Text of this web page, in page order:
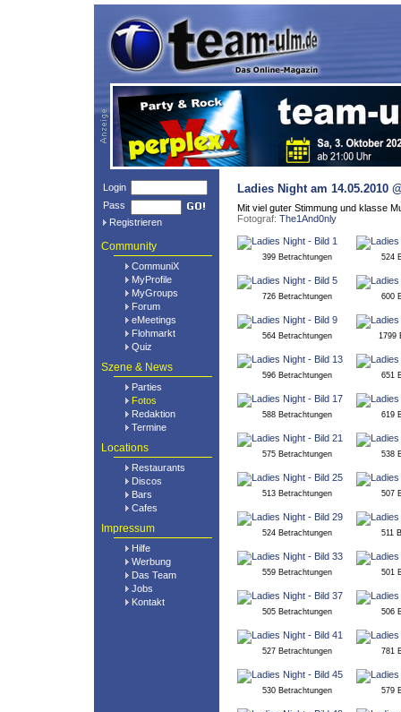
Login
Pass
Registrieren
Community
CommuniX
MyProfile
MyGroups
Forum
eMeetings
Flohmarkt
Quiz
Szene & News
Parties
Fotos
Redaktion
Termine
Locations
Restaurants
Discos
Bars
Cafes
Impressum
Hilfe
Werbung
Das Team
Jobs
Kontakt
Ladies Nightam 14.05.2010
Mit viel guter Stimmung und klasse
Fotograf: The1And0nly
399 Betrachtungen 524
726 Betrachtungen 600
564 Betrachtungen 1799
596 Betrachtungen 651
588 Betrachtungen 619
575 Betrachtungen 538
513 Betrachtungen 507
524 Betrachtungen 511
559 Betrachtungen 501
505 Betrachtungen 506
527 Betrachtungen 781
530 Betrachtungen 579